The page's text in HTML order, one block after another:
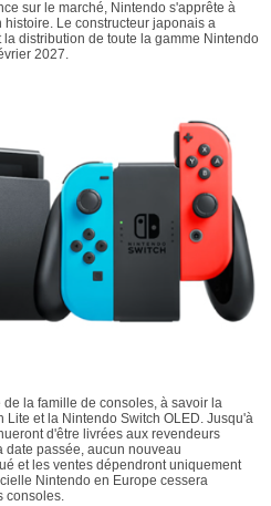
sur le marché, Nintendo s'apprête à
Le constructeur japonais a
distribution de toute la gamme Nintendo
2027.
la famille de consoles, à savoir la
Lite et la Nintendo Switch OLED. Jusqu'à
d'être livrées aux revendeurs
date passée, aucun nouveau
et les ventes dépendront uniquement
Nintendo en Europe cessera
consoles.